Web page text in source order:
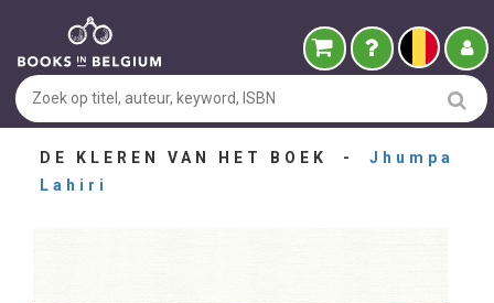
DE KLEREN VAN HET BOEK - Jhumpa
Lahiri